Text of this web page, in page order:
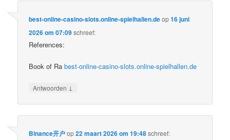
best-online-casino-slots.online-spielhallen.deop16 juni
2026 om 07:09schreef:
References:
Book of Rabest-online-casino-slots.online-spielhallen.de
Antwoorden ↓
Binance开户op22 maart 2026 om 19:48schreef: